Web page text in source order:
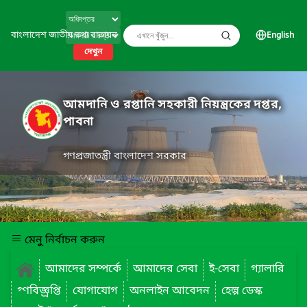
বাংলাদেশ জাতীয় তথ্য বাতায়ন
দেখুন
English
আমদানি ও রপ্তানি সহকারী নিয়ন্ত্রকের দপ্তর,
পাবনা
গণপ্রজাতন্ত্রী বাংলাদেশ সরকার
মেনু নির্বাচন করুন
আমাদের সম্পর্কে
আমাদের সেবা ই-সেবা
গ্যালারি
গ্ণবিজ্ঞ্রপ্তি
যোগাযোগ অনলাইন আবেদন
হেল্প ডেস্ক